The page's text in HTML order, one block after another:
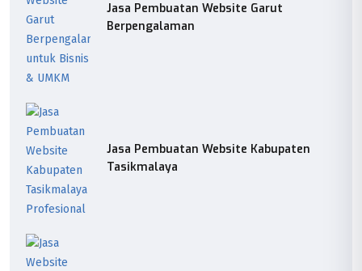
Jasa Pembuatan Website Garut
Berpengalaman
Jasa Pembuatan Website Kabupaten
Tasikmalaya